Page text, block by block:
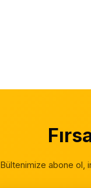
Bültenimize abone ol,